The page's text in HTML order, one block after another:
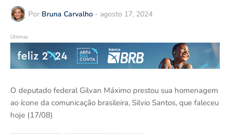
Por Bruna Carvalho - agosto 17, 2024
Últimas
O deputado federal Gilvan Máximo prestou sua homenagem
ao ícone da comunicação brasileira, Silvio Santos, que faleceu
hoje (17/08)